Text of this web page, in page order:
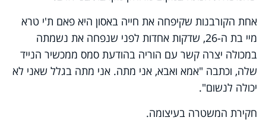
אחת הקורבנות שקיפחה את חייה באסון היא פאם ת'י טרא
מיי בת ה-26, שדקות אחדות לפני שנפחה את נשמתה
במכולה יצרה קשר עם הוריה בהודעת סמס ממכשיר הנייד
שלה, וכתבה "אמא ואבא, אני מתה. אני מתה בגלל שאני לא
יכולה לנשום".
חקירת המשטרה בעיצומה.